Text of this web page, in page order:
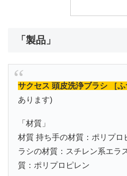
「製品」
サクセス 頭皮洗浄ブラシ ［ふ
あります)
「材質」
材質 持ち手の材質：ポリプ
ラシの材質：スチレン系エ
質：ポリプロピレン